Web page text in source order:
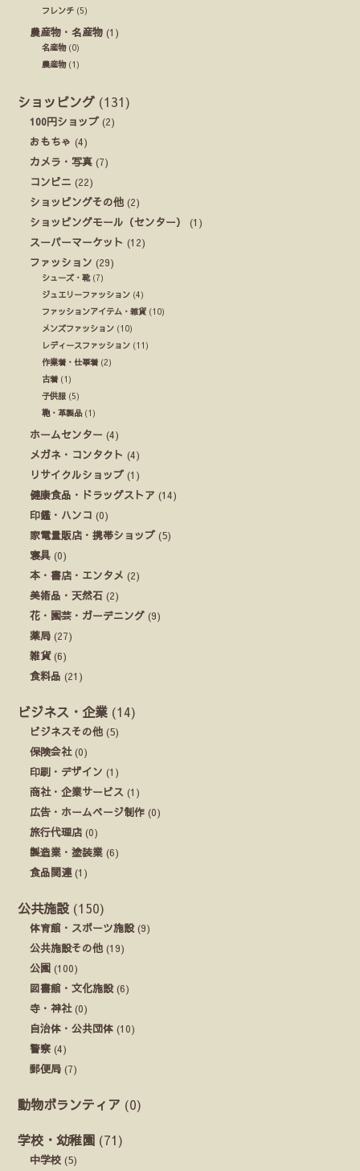
フレンチ (5)
農産物・名産物 (1)
名産物(0)
農産物(1)
ショッピング (131)
100円ショップ (2)
おもちゃ (4)
カメラ・写真 (7)
コンビニ (22)
ショッピングその他 (2)
ショッピングモール（センター）
(1)
スーパーマーケット (12)
ファッション (29)
シューズ・靴(7)
ジュエリーファッション (4)
ファッションアイテム・雑貨 (10)
メンズファッション (10)
レディースファッション (11)
作業着・仕事着 (2)
古着 (1)
子供服 (5)
鞄・革製品 (1)
ホームセンター (4)
メガネ・コンタクト (4)
リサイクルショップ (1)
健康食品・ドラッグストア (14)
印鑑・ハンコ (0)
家電量販店・携帯ショップ (5)
寝具 (0)
本・書店・エンタメ (2)
美術品・天然石 (2)
花・園芸・ガーデニング (9)
薬局 (27)
雑貨(6)
食料品 (21)
ビジネス・企業 (14)
ビジネスその他 (5)
保険会社(0)
印刷・デザイン (1)
商社・企業サービス (1)
広告・ホームページ制作 (0)
旅行代理店 (0)
製造業・塗装業 (6)
食品関連 (1)
公共施設 (150)
体育館・スポーツ施設(9)
公共施設その他 (19)
公園 (100)
図書館・文化施設(6)
寺・神社(0)
自治体・公共団体 (10)
警察 (4)
郵便局 (7)
動物ボランティア (0)
学校・幼稚園 (71)
中学校 (5)